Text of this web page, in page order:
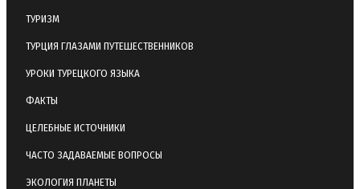
ТУРИЗМ
ТУРЦИЯ ГЛАЗАМИ ПУТЕШЕСТВЕННИКОВ
УРОКИ ТУРЕЦКОГО ЯЗЫКА
ФАКТЫ
ЦЕЛЕБНЫЕ ИСТОЧНИКИ
ЧАСТО ЗАДАВАЕМЫЕ ВОПРОСЫ
ЭКОЛОГИЯ ПЛАНЕТЫ